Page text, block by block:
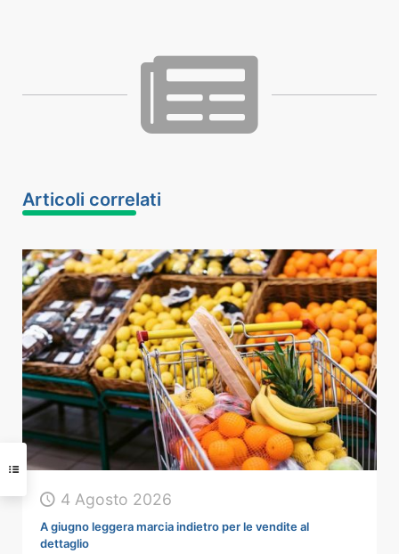
Articoli correlati
4 Agosto 2026
A giugno leggera marcia indietro per le vendite al
dettaglio